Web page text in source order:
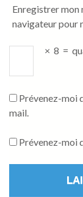
Enregistrer mon
navigateur pour
× 8 =
Prévenez-moi
mail.
Prévenez-moi